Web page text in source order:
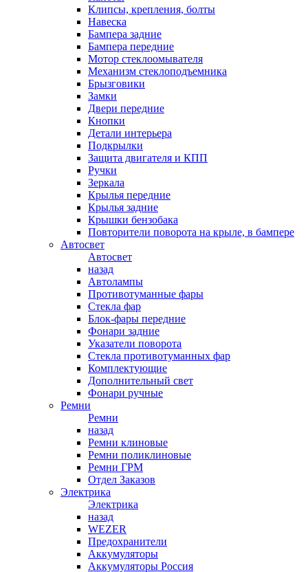
Клипсы, крепления, болты
Навеска
Бампера задние
Бампера передние
Мотор стеклоомывателя
Механизм стеклоподъемника
Брызговики
Замки
Двери передние
Кнопки
Детали интерьера
Подкрылки
Защита двигателя и КПП
Ручки
Зеркала
Крылья передние
Крылья задние
Крышки бензобака
Повторители поворота на крыле, в бампере
Автосвет
Автосвет
назад
Автолампы
Противотуманные фары
Стекла фар
Блок-фары передние
Фонари задние
Указатели поворота
Стекла противотуманных фар
Комплектующие
Дополнительный свет
Фонари ручные
Ремни
Ремни
назад
Ремни клиновые
Ремни поликлиновые
Ремни ГРМ
Отдел Заказов
Электрика
Электрика
назад
WEZER
Предохранители
Аккумуляторы
Аккумуляторы Россия